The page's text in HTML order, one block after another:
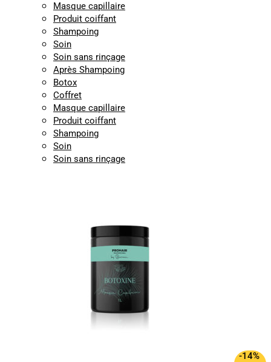
Masque capillaire
Produit coiffant
Shampoing
Soin
Soin sans rinçage
Après Shampoing
Botox
Coffret
Masque capillaire
Produit coiffant
Shampoing
Soin
Soin sans rinçage
-14%